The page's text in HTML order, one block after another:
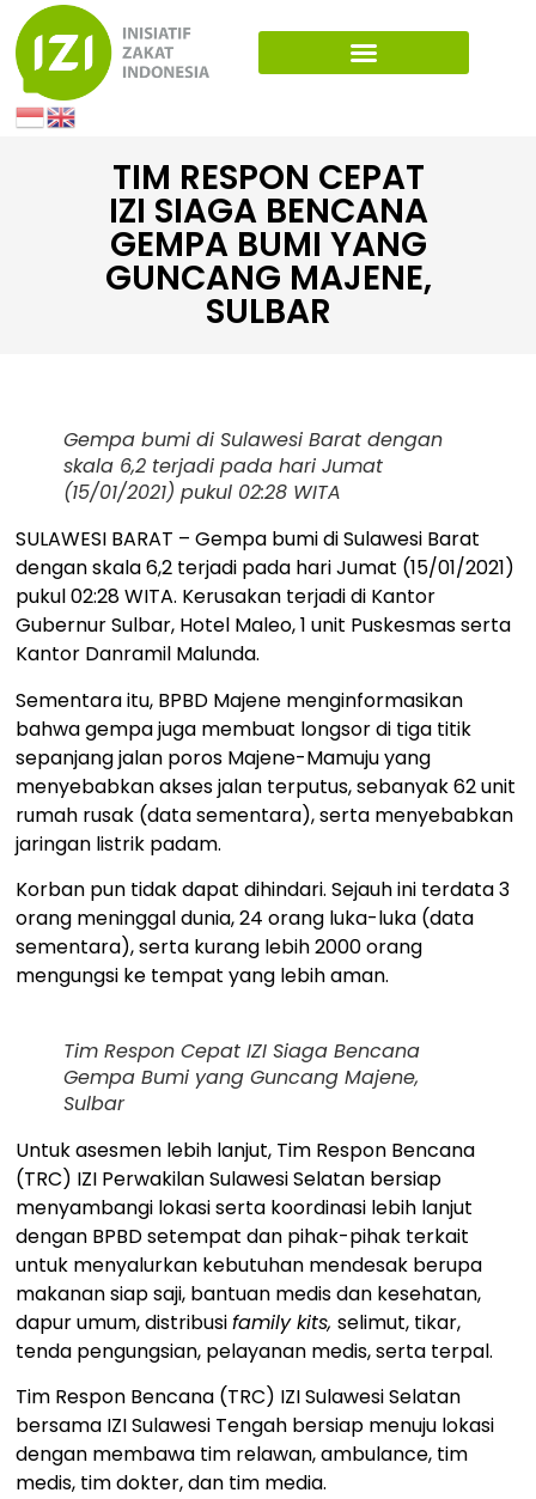
TIM RESPON CEPAT
IZI SIAGA BENCANA
GEMPA BUMI YANG
GUNCANG MAJENE,
SULBAR
Gempa bumi di Sulawesi Barat dengan
skala 6,2 terjadi pada hari Jumat
(15/01/2021) pukul 02:28 WITA
SULAWESI BARAT – Gempa bumi di Sulawesi Barat
dengan skala 6,2 terjadi pada hari Jumat (15/01/2021)
pukul 02:28 WITA. Kerusakan terjadi di Kantor
Gubernur Sulbar, Hotel Maleo, 1 unit Puskesmas serta
Kantor Danramil Malunda.
Sementara itu, BPBD Majene menginformasikan
bahwa gempa juga membuat longsor di tiga titik
sepanjang jalan poros Majene-Mamuju yang
menyebabkan akses jalan terputus, sebanyak 62 unit
rumah rusak (data sementara), serta menyebabkan
jaringan listrik padam.
Korban pun tidak dapat dihindari. Sejauh ini terdata 3
orang meninggal dunia, 24 orang luka-luka (data
sementara), serta kurang lebih 2000 orang
mengungsi ke tempat yang lebih aman.
Tim Respon Cepat IZI Siaga Bencana
Gempa Bumi yang Guncang Majene,
Sulbar
Untuk asesmen lebih lanjut, Tim Respon Bencana
(TRC) IZI Perwakilan Sulawesi Selatan bersiap
menyambangi lokasi serta koordinasi lebih lanjut
dengan BPBD setempat dan pihak-pihak terkait
untuk menyalurkan kebutuhan mendesak berupa
makanan siap saji, bantuan medis dan kesehatan,
dapur umum, distribusifamily kits,selimut, tikar,
tenda pengungsian, pelayanan medis, serta terpal.
Tim Respon Bencana (TRC) IZI Sulawesi Selatan
bersama IZI Sulawesi Tengah bersiap menuju lokasi
dengan membawa tim relawan, ambulance, tim
medis, tim dokter, dan tim media.